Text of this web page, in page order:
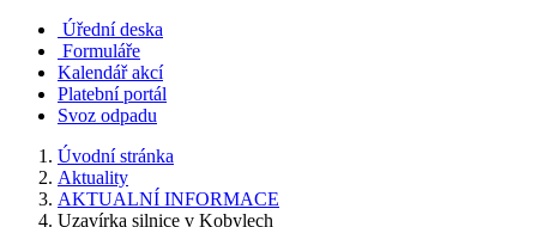
Úřední deska
Formuláře
Kalendář akcí
Platební portál
Svoz odpadu
Úvodní stránka
Aktuality
AKTUALNÍ INFORMACE
Uzavírka silnice v Kobylech